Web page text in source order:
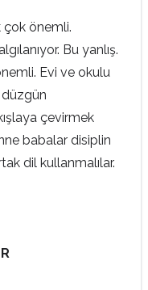
çok önemli.
Bu yanlış.
Evi ve okulu
çevirmek
babalar disiplin
dil kullanmalılar.